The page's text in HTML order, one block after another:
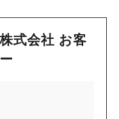
式会社 お客